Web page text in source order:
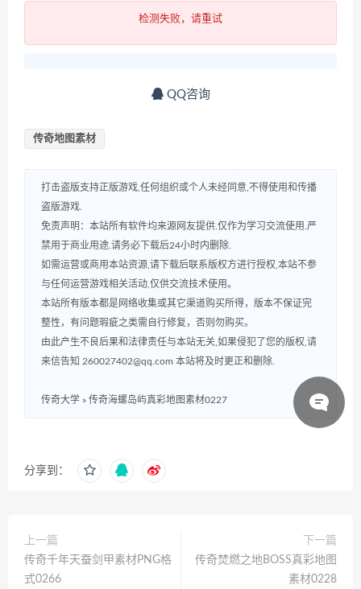
检测失败，请重试
QQ咨询
传奇地图素材
打击盗版支持正版游戏,任何组织或个人未经同意,不得使用和传播
盗版游戏.
免责声明：本站所有软件均来源网友提供.仅作为学习交流使用.严
禁用于商业用途.请务必下载后24小时内删除.
如需运营或商用本站资源,请下载后联系版权方进行授权,本站不参
与任何运营游戏相关活动,仅供交流技术使用。
本站所有版本都是网络收集或其它渠道购买所得，版本不保证完
整性，有问题瑕疵之类需自行修复，否则勿购买。
由此产生不良后果和法律责任与本站无关,如果侵犯了您的版权,请
来信告知 260027402@qq.com 本站将及时更正和删除.
传奇大学 » 传奇海螺岛屿真彩地图素材0227
分享到：
上一篇
传奇千年天蚕剑甲素材PNG格
式0266
下一篇
传奇焚燃之地BOSS真彩地图
素材0228